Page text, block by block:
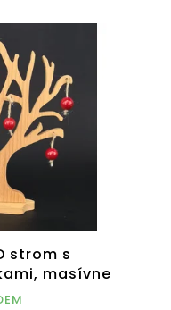
strom s
masívne
20 cm